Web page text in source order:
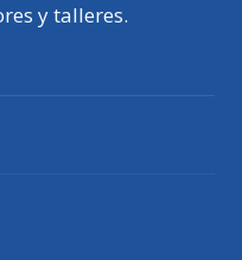
y talleres.